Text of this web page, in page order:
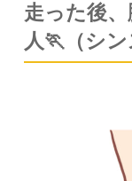
走った後
人🏃（シン